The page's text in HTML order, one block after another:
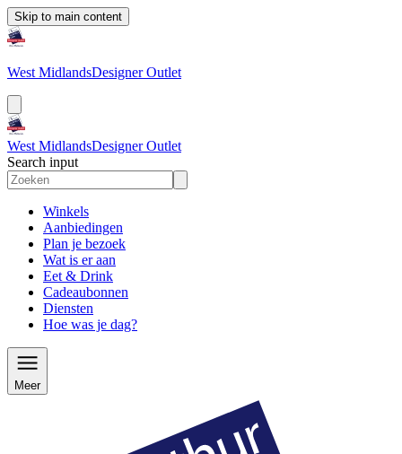
Skip to main content
West MidlandsDesigner Outlet
West MidlandsDesigner Outlet
Search input
Winkels
Aanbiedingen
Plan je bezoek
Wat is er aan
Eet & Drink
Cadeaubonnen
Diensten
Hoe was je dag?
Meer